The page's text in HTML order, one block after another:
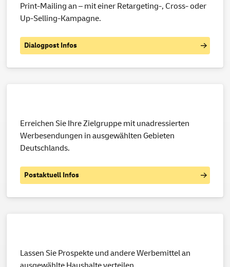
Print-Mailing an – mit einer Retargeting-, Cross- oder
Up-Selling-Kampagne.
Dialogpost Infos
Erreichen Sie Ihre Zielgruppe mit unadressierten
Werbesendungen in ausgewählten Gebieten
Deutschlands.
Postaktuell Infos
Lassen Sie Prospekte und andere Werbemittel an